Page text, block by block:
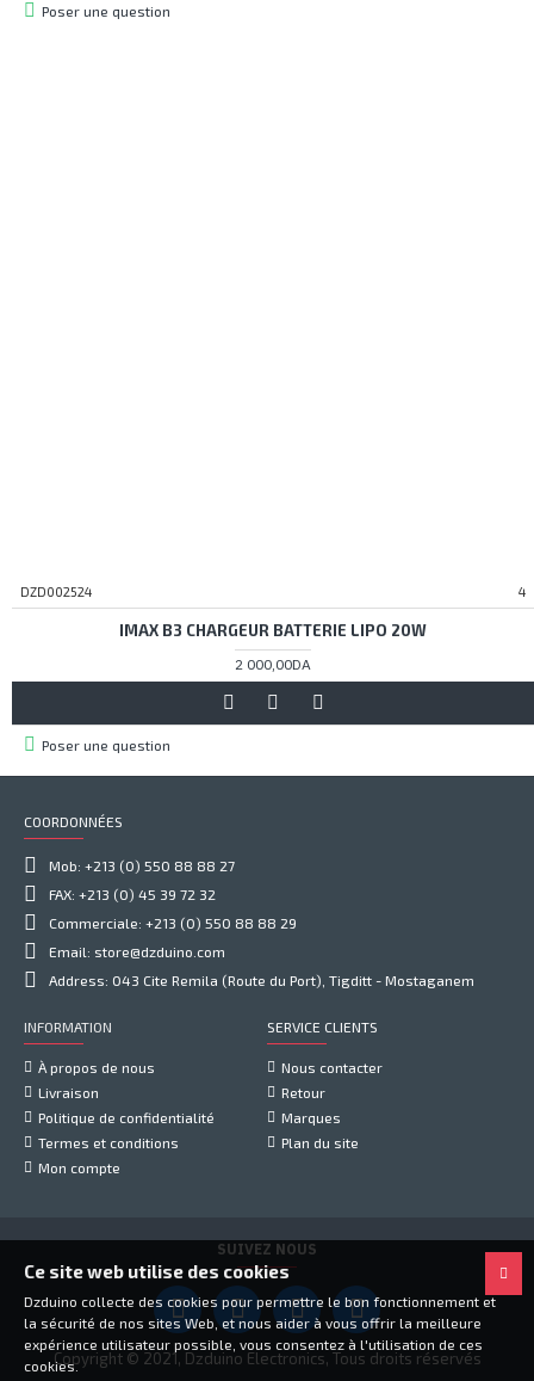
Poser une question
DZD002524 4
IMAX B3 CHARGEUR BATTERIE LIPO 20W
2 000,00DA
Poser une question
COORDONNÉES
Mob: +213 (0) 550 88 88 27
FAX: +213 (0) 45 39 72 32
Commerciale: +213 (0) 550 88 88 29
Email: store@dzduino.com
Address: 043 Cite Remila (Route du Port), Tigditt - Mostaganem
INFORMATION
À propos de nous
Livraison
Politique de confidentialité
Termes et conditions
Mon compte
SERVICE CLIENTS
Nous contacter
Retour
Marques
Plan du site
SUIVEZ NOUS
Copyright © 2021, Dzduino Electronics, Tous droits réservés
Ce site web utilise des cookies
Dzduino collecte des cookies pour permettre le bon fonctionnement et
la sécurité de nos sites Web, et nous aider à vous offrir la meilleure
expérience utilisateur possible, vous consentez à l'utilisation de ces
cookies.